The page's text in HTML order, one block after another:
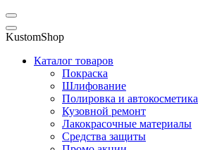
KustomShop
Каталог товаров
Покраска
Шлифование
Полировка и автокосметика
Кузовной ремонт
Лакокрасочные материалы
Средства защиты